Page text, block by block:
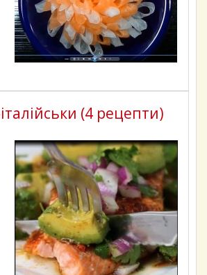
(4 рецепти)